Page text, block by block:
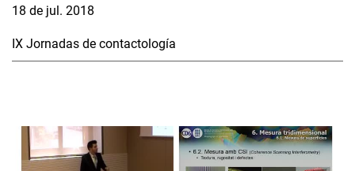
18 de jul. 2018
IX Jornadas de contactología